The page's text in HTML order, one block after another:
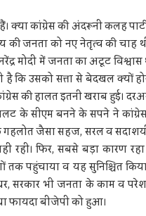
कांग्रेस की अंदरूनी कलह
की जनता को नए नेतृत्व की
मोदी में जनता का अटूट
है कि उसको सत्ता से बेदखल क्यों
की हालत इतनी खराब हुई।
के सीएम बनने के सपने ने
गहलोत जैसा सहज, सरल व
फिर, सबसे बड़ा कारण रहा
तक पहुंचाया व यह सुनिश्चित
सरकार भी जनता के काम व
फायदा बीजेपी को हुआ।